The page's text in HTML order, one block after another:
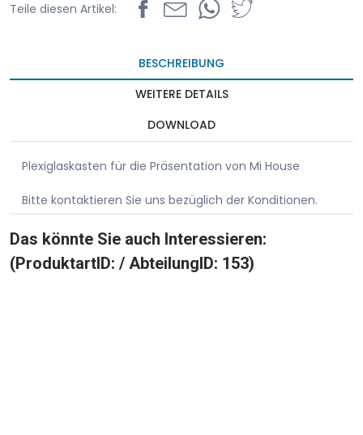
Teile diesen Artikel:
BESCHREIBUNG
WEITERE DETAILS
DOWNLOAD
Plexiglaskasten für die Präsentation von Mi House
Bitte kontaktieren Sie uns bezüglich der Konditionen.
Das könnte Sie auch Interessieren:
(ProduktartID: / AbteilungID: 153)